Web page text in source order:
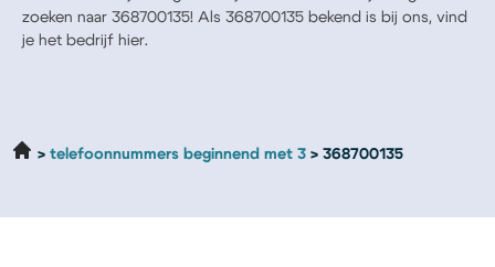
zoeken naar 368700135! Als 368700135 bekend is bij ons, vind
je het bedrijf hier.
telefoonnummers beginnend met 3 368700135